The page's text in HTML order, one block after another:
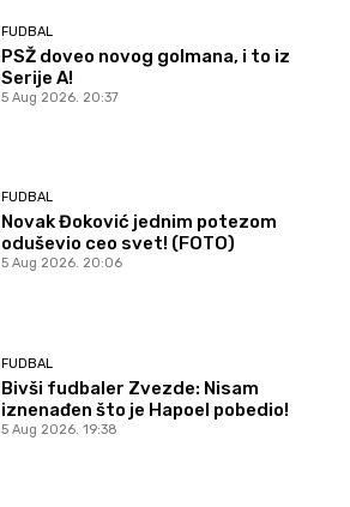
FUDBAL
PSŽ doveo novog golmana, i to iz
Serije A!
5 Aug 2026. 20:37
FUDBAL
Novak Đoković jednim potezom
oduševio ceo svet! (FOTO)
5 Aug 2026. 20:06
FUDBAL
Bivši fudbaler Zvezde: Nisam
iznenađen što je Hapoel pobedio!
5 Aug 2026. 19:38